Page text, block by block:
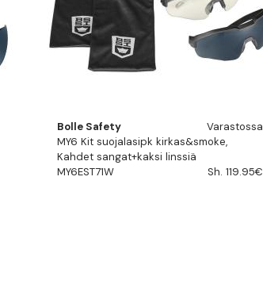
Bolle Safety
Varastossa
MY6 Kit suojalasipk kirkas&smoke,
Kahdet sangat+kaksi linssiä
MY6EST71W
Sh. 119.95€